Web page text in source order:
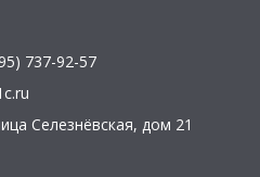
737-92-57
Селезнёвская, дом 21